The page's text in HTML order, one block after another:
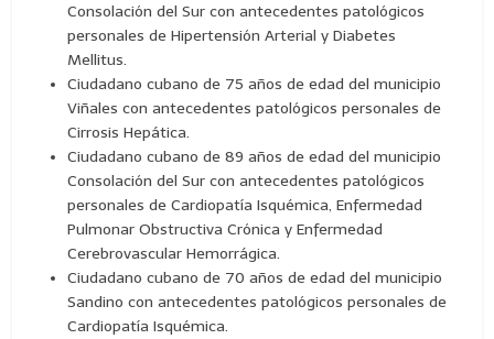
Consolación del Sur con antecedentes patológicos
personales de Hipertensión Arterial y Diabetes
Mellitus.
Ciudadano cubano de 75 años de edad del municipio
Viñales con antecedentes patológicos personales de
Cirrosis Hepática.
Ciudadano cubano de 89 años de edad del municipio
Consolación del Sur con antecedentes patológicos
personales de Cardiopatía Isquémica, Enfermedad
Pulmonar Obstructiva Crónica y Enfermedad
Cerebrovascular Hemorrágica.
Ciudadano cubano de 70 años de edad del municipio
Sandino con antecedentes patológicos personales de
Cardiopatía Isquémica.